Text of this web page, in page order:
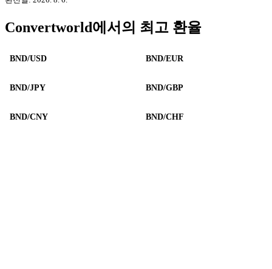
Convertworld에서의 최고 환율
BND/USD BND/EUR
BND/JPY BND/GBP
BND/CNY BND/CHF